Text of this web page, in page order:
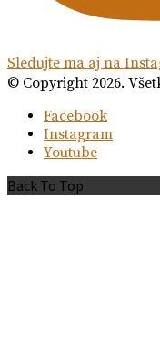
Sledujte ma aj na
© Copyright 2026.
Facebook
Instagram
Youtube
Back To Top